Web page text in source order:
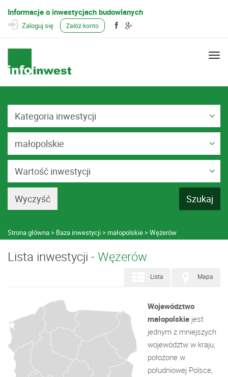
Informacje o inwestycjach budowlanych
Zaloguj się Załóż konto
Kategoria inwestycji
małopolskie
Wartość inwestycji
Strona główna Baza inwestycji małopolskie Wężerów
Lista inwestycji - Wężerów
Mapa
Lista
Województwo
małopolskie jest
jednym z mniejszych
województw w kraju,
położone w
południowej Polsce,